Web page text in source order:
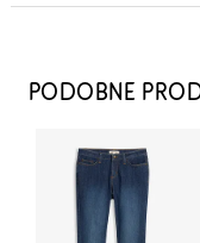
79,99 zł
Dżinsy ze stretchem
124,99 zł
PODOBNE